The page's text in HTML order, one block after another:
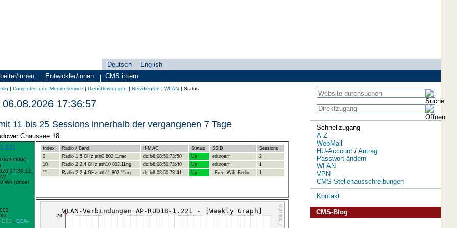
innen Entwickler/innen CMS intern
Sprachauswahl
Deutsch
English
search-menu
| Computer- und Medienservice | Dienstleistungen | Netzdienste | WLAN | Status
17:36:57
11 bis 25 Sessions innerhalb der vergangenen 7 Tage
Chaussee 18
17:34:12
Wh (since:
ESZ/ ECA-
Index Radio / Band If-MAC Status SSID
Sessions
0
Radio 1 5 GHz ath0 802.11nac dc:b8:08:50:73:50 Up eduroam
2
10
Radio 2 2.4 GHz ath10 802.11ng dc:b8:08:50:73:40 Up eduroam
1
11
Radio 2 2.4 GHz ath11 802.11ng dc:b8:08:50:73:41 Up _Free_Wifi_Berlin 1
Schnellzugang
A-Z
WebMail
HU-Account/ Antrag
Passwort ändern
WLAN
VPN
CMS-Stellenausschreibungen
Kontakt
CMS-Blog